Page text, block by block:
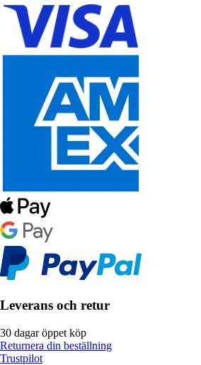
Leverans och retur
30 dagar öppet köp
Returnera din beställning
Trustpilot